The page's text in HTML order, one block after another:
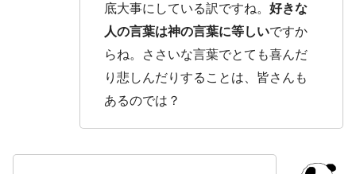
底大事にしている訳ですね。 好きな
人の言葉は神の言葉に等しいですか
らね。ささいな言葉でとても喜んだ
り悲しんだりすることは、皆さんも
あるのでは？